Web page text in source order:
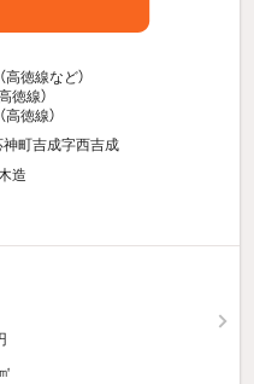
高徳線など）
徳線）
高徳線）
町吉成字西吉成
造